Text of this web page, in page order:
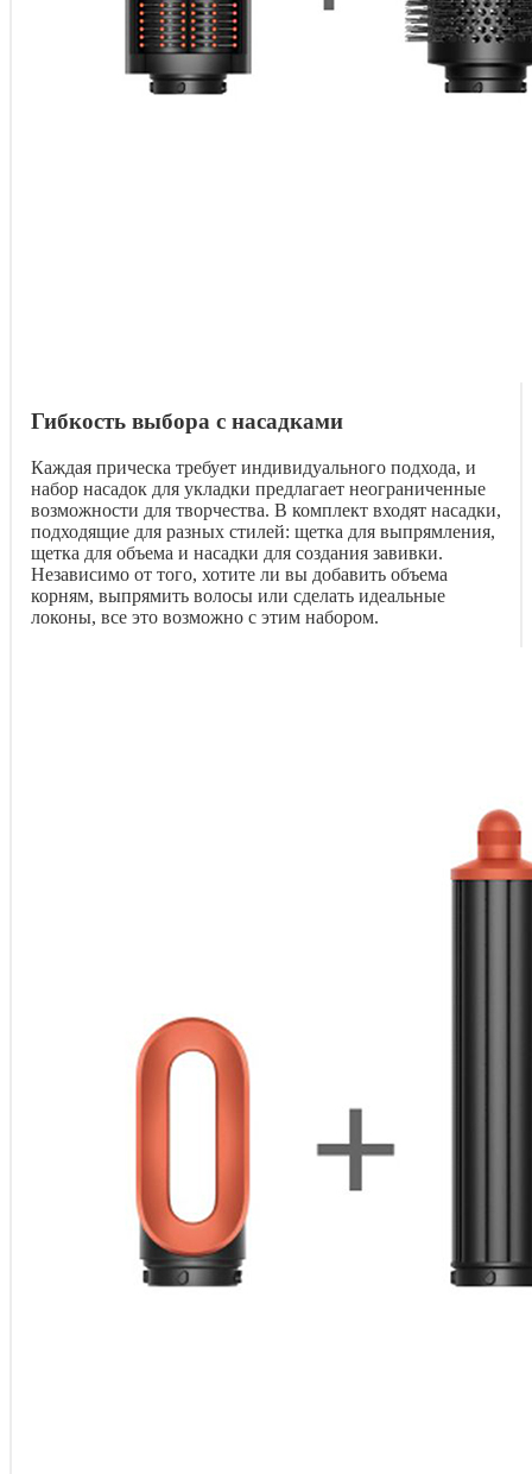
Гибкость выбора с насадками
Каждая прическа требует индивидуального подхода, и
набор насадок для укладки предлагает неограниченные
возможности для творчества. В комплект входят насадки,
подходящие для разных стилей: щетка для выпрямления,
щетка для объема и насадки для создания завивки.
Независимо от того, хотите ли вы добавить объема
корням, выпрямить волосы или сделать идеальные
локоны, все это возможно с этим набором.